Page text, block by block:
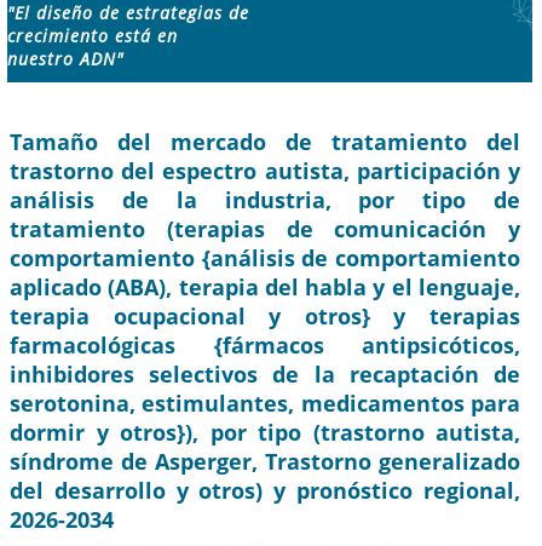
"El diseño de estrategias de
crecimiento está en
nuestro ADN"
Tamaño del mercado de tratamiento del
trastorno del espectro autista, participación y
análisis de la industria, por tipo de
tratamiento (terapias de comunicación y
comportamiento {análisis de comportamiento
aplicado (ABA), terapia del habla y el lenguaje,
terapia ocupacional y otros} y terapias
farmacológicas {fármacos antipsicóticos,
inhibidores selectivos de la recaptación de
serotonina, estimulantes, medicamentos para
dormir y otros}), por tipo (trastorno autista,
síndrome de Asperger, Trastorno generalizado
del desarrollo y otros) y pronóstico regional,
2026-2034